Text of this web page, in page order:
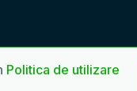
Politica de utilizare